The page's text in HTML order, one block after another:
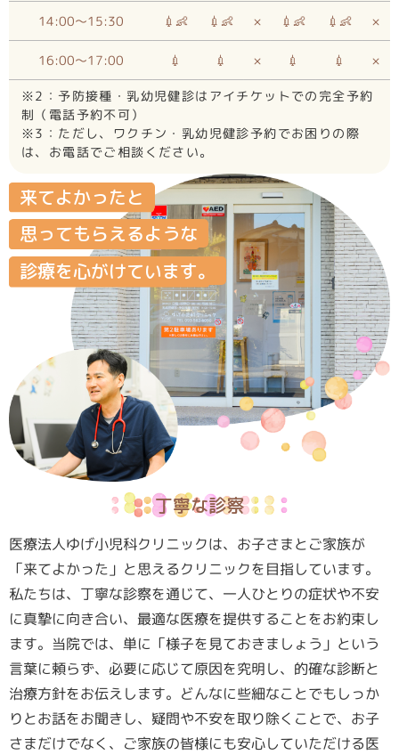
３月の診療時間変更のお知らせ
2026-03-03
３月２３日（月） 都合により休診 ３月２...
＜2月の診療時間変更のお知らせ＞
2026-02-02
2月21日（土）第3土曜日のため休診
１月の診療時間変更のお知らせ
2026-01-06
1月17日（土）休診日です 1月20日（...
14:00～15:30 💉👶 💉👶 × 💉👶 💉👶 ×
16:00～17:00 💉 💉 × 💉 💉 ×
※2：予防接種・乳幼児健診はアイチケットでの完全予約
制（電話予約不可）
※3：ただし、ワクチン・乳幼児健診予約でお困りの際
は、お電話でご相談ください。
来てよかったと
思ってもらえるような
診療を心がけています。
丁寧な診察
医療法人ゆげ小児科クリニックは、お子さまとご家族が
「来てよかった」と思えるクリニックを目指しています。
私たちは、丁寧な診察を通じて、一人ひとりの症状や不安
に真摯に向き合い、最適な医療を提供することをお約束し
ます。当院では、単に「様子を見ておきましょう」という
言葉に頼らず、必要に応じて原因を究明し、的確な診断と
治療方針をお伝えします。どんなに些細なことでもしっか
りとお話をお聞きし、疑問や不安を取り除くことで、お子
さまだけでなく、ご家族の皆様にも安心していただける医